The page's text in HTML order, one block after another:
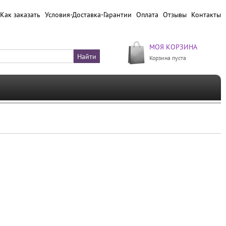
Как заказать Условия-Доставка-Гарантии Оплата Отзывы Контакты
МОЯ КОРЗИНА
Корзина пуста